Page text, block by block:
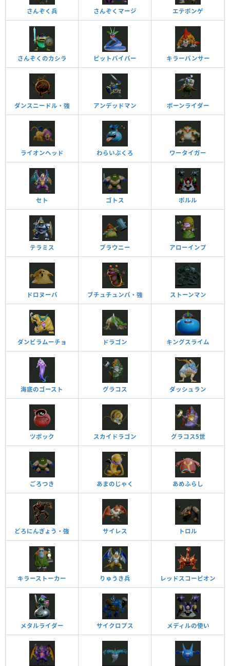
さんぞく兵 さんぞくマージ エテポンゲ
さんぞくのカシラ ピットバイパー キラーパンサー
ダンスニードル・強 アンデッドマン ボーンライダー
ライオンヘッド わらいぶくろ ワータイガー
セト ゴトス ポルル
テラミス ブラウニー アローインプ
ドロヌーバ ブチュチュンパ・強 ストーンマン
ダンビラムーチョ ドラゴン キングスライム
海底のゴースト グラコス ダッシュラン
ツボック スカイドラゴン グラコス5世
ごろつき あまのじゃく あめふらし
どろにんぎょう・強 サイレス トロル
キラーストーカー りゅうき兵 レッドスコーピオン
メタルライダー サイクロプス メディルの使い